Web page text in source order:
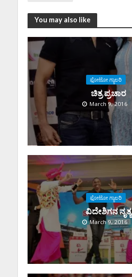
You may also like
ಫೋಟೋ ಗ್ಯಾಲರಿ
ಚಿತ್ರ ಪ್ರಚಾರ
March 9, 2016
ಫೋಟೋ ಗ್ಯಾಲರಿ
ವಿದೇಶಿಗನ ನೃತ್ಯ
March 9, 2016